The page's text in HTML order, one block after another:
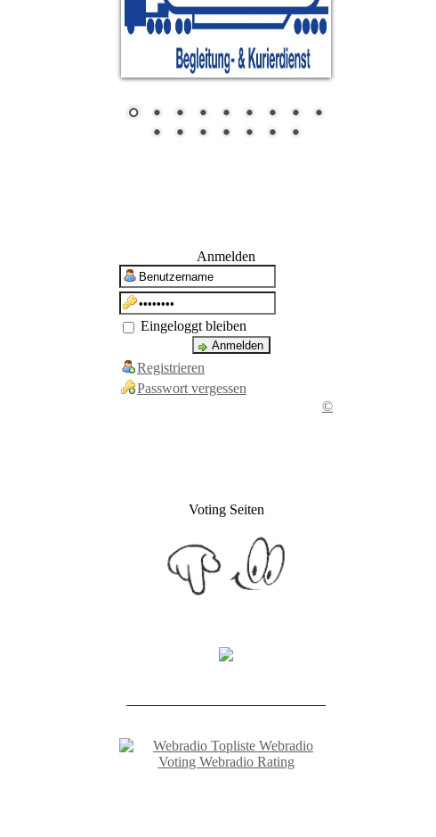
Anmelden
Eingeloggt bleiben
Registrieren
Passwort vergessen
©
Voting Seiten